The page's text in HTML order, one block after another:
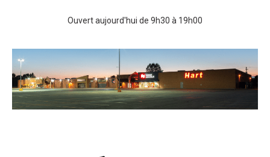
Ouvert aujourd'hui de 9h30 à 19h00